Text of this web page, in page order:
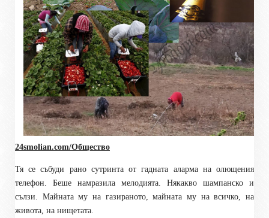
24smolian.com/Общество
Тя се събуди рано сутринта от гадната аларма на олющения
телефон. Беше намразила мелодията. Някакво шампанско и
сълзи. Майната му на газираното, майната му на всичко, на
живота, на нищетата.